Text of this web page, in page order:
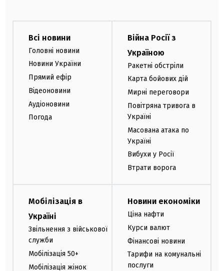
Всі новини
Головні новини
Новини України
Прямий ефір
Відеоновини
Аудіоновини
Погода
Війна Росії з
Україною
Ракетні обстріли
Карта бойових дій
Мирні переговори
Повітряна тривога в
Україні
Масована атака по
Україні
Вибухи у Росії
Втрати ворога
Мобілізація в
Україні
Звільнення з військової
служби
Мобілізація 50+
Мобілізація жінок
Новини економіки
Ціна нафти
Курси валют
Фінансові новини
Тарифи на комунальні
послуги